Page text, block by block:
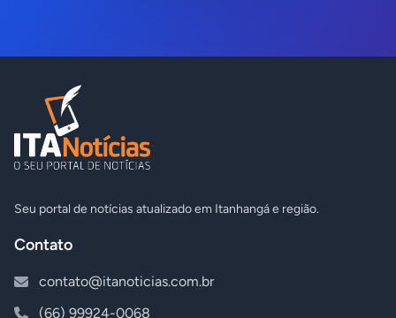
Seu portal de notícias atualizado em Itanhangá e região.
Contato
contato@itanoticias.com.br
(66) 99924-0068